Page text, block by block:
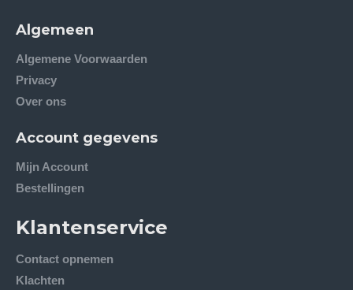
Algemeen
Algemene Voorwaarden
Privacy
Over ons
Account gegevens
Mijn Account
Bestellingen
Klantenservice
Contact opnemen
Klachten